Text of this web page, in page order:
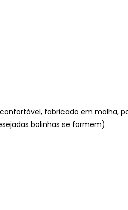
fabricado em malha,
bolinhas se formem).